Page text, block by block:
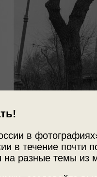
в
в течение почти
на разные темы из